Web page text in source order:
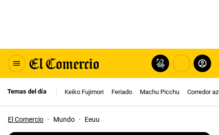
Temas del día Keiko Fujimori Feriado Machu Picchu Corredor
El Comercio · Mundo · Eeuu